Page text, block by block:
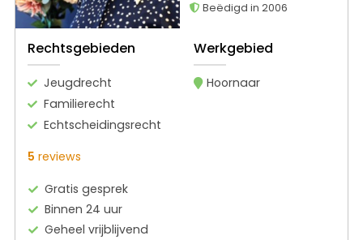
Beëdigd in 2006
Rechtsgebieden
Jeugdrecht
Familierecht
Echtscheidingsrecht
Werkgebied
Hoornaar
5 reviews
Gratis gesprek
Binnen 24 uur
Geheel vrijblijvend